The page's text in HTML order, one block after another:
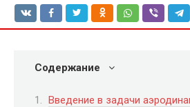
Содержание
Введение в задачи